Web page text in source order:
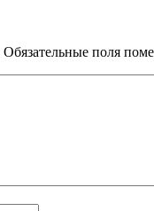
Обязательные поля